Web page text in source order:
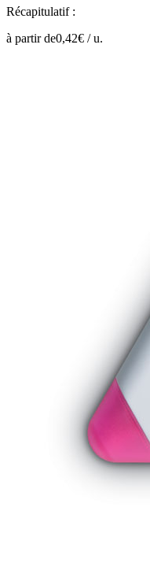
Récapitulatif :
à partir de0,42€ /u.